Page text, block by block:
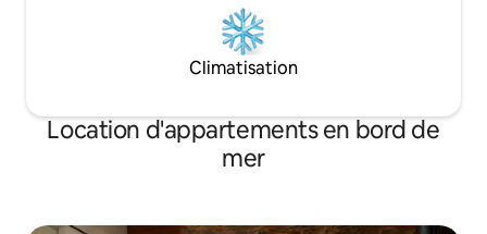
Climatisation
Location d'appartements en bord de
mer